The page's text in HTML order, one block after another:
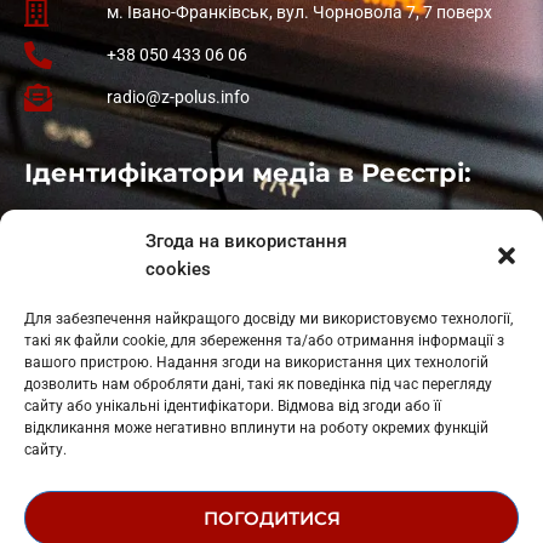
Згода на використання
cookies
Для забезпечення найкращого досвіду ми використовуємо технології,
такі як файли cookie, для збереження та/або отримання інформації з
вашого пристрою. Надання згоди на використання цих технологій
дозволить нам обробляти дані, такі як поведінка під час перегляду
сайту або унікальні ідентифікатори. Відмова від згоди або її
відкликання може негативно вплинути на роботу окремих функцій
сайту.
ПОГОДИТИСЯ
м. Івано-Франківськ, вул. Чорновола 7, 7 поверх
+38 050 433 06 06
radio@z-polus.info
Ідентифікатори медіа в Реєстрі:
: L11-01410
: L11-01801
Косів: L11-01805
Гарасимів: L11-02274